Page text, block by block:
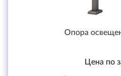
Опора
Цена по